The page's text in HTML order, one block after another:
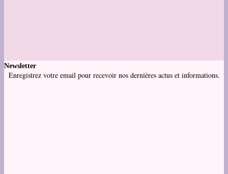
Newsletter
Enregistrez votre email pour recevoir nos dernières actus et informations.